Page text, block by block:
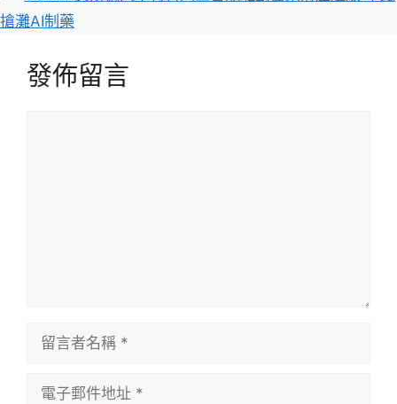
搶灘AI制藥
發佈留言